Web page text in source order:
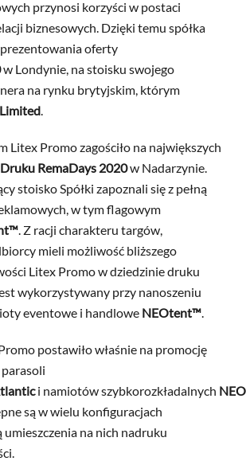
przynosi korzyści w postaci
biznesowych. Dzięki temu spółka
oferty
w Londynie, na stoisku swojego
na rynku brytyjskim, którym
.
Litex Promo zagościło na największych
RemaDays 2020w Nadarzynie.
stoisko Spółki zapoznali się z pełną
w tym flagowym
. Z racji charakteru targów,
mieli możliwość bliższego
Litex Promo w dziedzinie druku
wykorzystywany przy nanoszeniu
eventowe i handlowe NEOtent™.
postawiło właśnie na promocję
i namiotów szybkorozkładalnych
są w wielu konfiguracjach
umieszczenia na nich nadruku